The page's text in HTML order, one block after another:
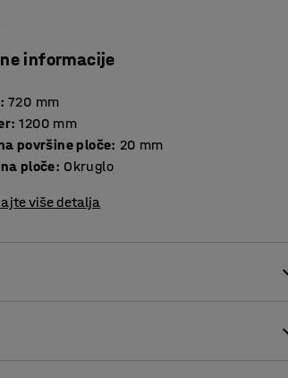
informacije
: 720 mm
: 1200 mm
Debljina površine ploče: 20 mm
ploče: Okruglo
više detalja